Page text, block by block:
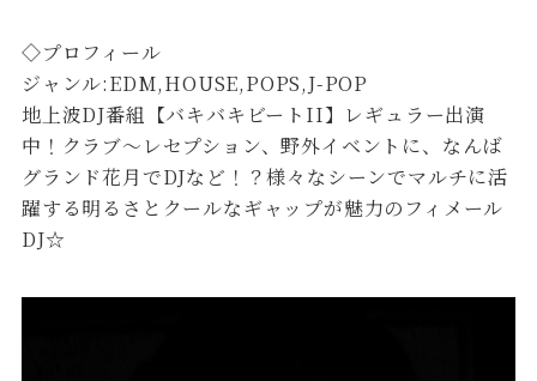
◇プロフィール
ジャンル:EDM,HOUSE,POPS,J-POP
地上波DJ番組【バキバキビートII】レギュラー出演
中！クラブ〜レセプション、野外イベントに、なんば
グランド花月でDJなど！？様々なシーンでマルチに活
躍する明るさとクールなギャップが魅力のフィメール
DJ☆